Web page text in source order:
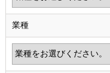
業種